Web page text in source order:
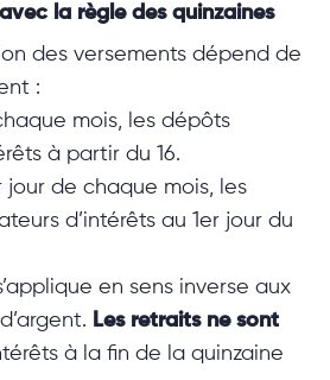
la règle des quinzaines
des versements dépend de
:
mois, les dépôts
à partir du 16.
de chaque mois, les
d’intérêts au 1er jour du
en sens inverse aux
Les retraits ne sont
à la fin de la quinzaine